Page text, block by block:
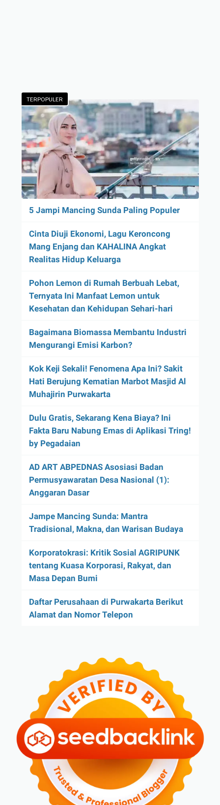
TERPOPULER
5 Jampi Mancing Sunda Paling Populer
Cinta Diuji Ekonomi, Lagu Keroncong
Mang Enjang dan KAHALINA Angkat
Realitas Hidup Keluarga
Pohon Lemon di Rumah Berbuah Lebat,
Ternyata Ini Manfaat Lemon untuk
Kesehatan dan Kehidupan Sehari-hari
Bagaimana Biomassa Membantu Industri
Mengurangi Emisi Karbon?
Kok Keji Sekali! Fenomena Apa Ini? Sakit
Hati Berujung Kematian Marbot Masjid Al
Muhajirin Purwakarta
Dulu Gratis, Sekarang Kena Biaya? Ini
Fakta Baru Nabung Emas di Aplikasi Tring!
by Pegadaian
AD ART ABPEDNAS Asosiasi Badan
Permusyawaratan Desa Nasional (1):
Anggaran Dasar
Jampe Mancing Sunda: Mantra
Tradisional, Makna, dan Warisan Budaya
Korporatokrasi: Kritik Sosial AGRIPUNK
tentang Kuasa Korporasi, Rakyat, dan
Masa Depan Bumi
Daftar Perusahaan di Purwakarta Berikut
Alamat dan Nomor Telepon